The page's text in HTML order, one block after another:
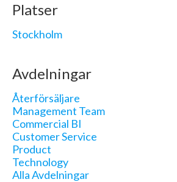
Platser
Stockholm
Avdelningar
Återförsäljare
Management Team
Commercial BI
Customer Service
Product
Technology
Alla Avdelningar